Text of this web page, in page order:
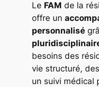
Le FAM de la
offre un
personnalisé
besoins des
vie structuré,
un suivi médical